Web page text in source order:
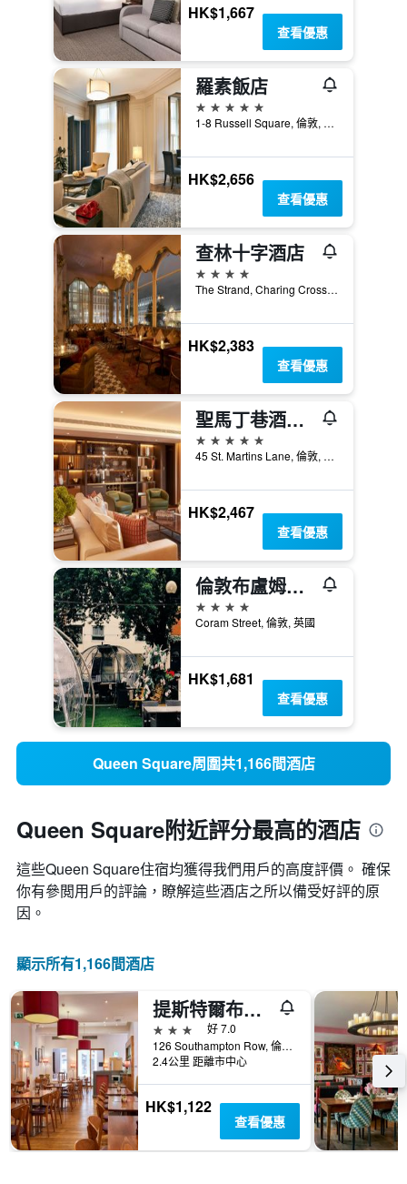
HK$1,667
查看優惠
羅素飯店
5星級
1-8 Russell Square, 倫敦, 英國
HK$2,656
查看優惠
查林十字酒店
4星級
The Strand, Charing Cross, London WC2N 5HX, 倫敦, 英國
HK$2,383
查看優惠
聖馬丁巷酒店 - 倫敦
5星級
45 St. Martins Lane, 倫敦, 英國
HK$2,467
查看優惠
倫敦布盧姆斯伯里假日酒店及度假村
4星級
Coram Street, 倫敦, 英國
HK$1,681
查看優惠
Queen Square周圍共1,166間酒店
Queen Square附近評分最高的酒店
這些Queen Square​住宿均獲得我們用戶的高度評價。 確保
你有參閲用戶的評論，瞭解這些酒店之所以備受好評的原
因。
顯示所有1,166間酒店
提斯特爾布魯姆斯伯里公園酒店 - 倫敦
3星級
好 7.0
126 Southampton Row, 倫敦, 英國
2.4公里 距離市中心
HK$1,122
查看優惠